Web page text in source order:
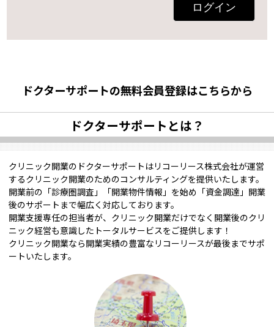
ログイン
ドクターサポートの無料会員登録はこちらから
ドクターサポートとは？
クリニック開業のドクターサポートはリコーリース株式会社が運営
するクリニック開業のためのコンサルティングを提供いたします。
開業前の「診療圏調査」「開業物件情報」を始め「資金調達」開業
後のサポートまで幅広く対応しております。
開業支援専任の担当者が、クリニック開業だけでなく開業後のクリ
ニック経営も意識したトータルサービスをご提供します！
クリニック開業なら開業実績の豊富なリコーリースが最後までサポ
ートいたします。